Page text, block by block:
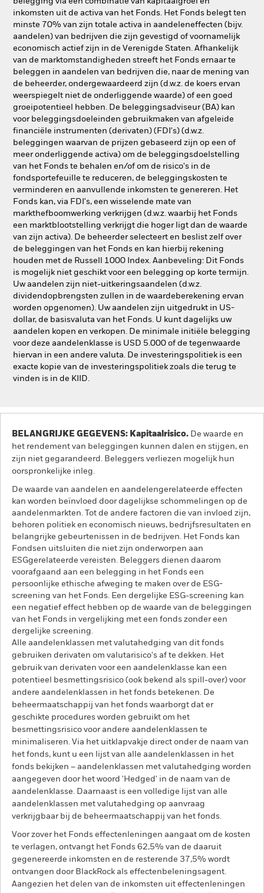
inkomsten uit de activa van het Fonds. Het Fonds belegt ten
minste 70% van zijn totale activa in aandeleneffecten (bijv.
aandelen) van bedrijven die zijn gevestigd of voornamelijk
economisch actief zijn in de Verenigde Staten. Afhankelijk
van de marktomstandigheden streeft het Fonds ernaar te
beleggen in aandelen van bedrijven die, naar de mening van
de beheerder, ondergewaardeerd zijn (d.w.z. de koers ervan
weerspiegelt niet de onderliggende waarde) of een goed
groeipotentieel hebben. De beleggingsadviseur (BA) kan
voor beleggingsdoeleinden gebruikmaken van afgeleide
financiële instrumenten (derivaten) (FDI's) (d.w.z.
beleggingen waarvan de prijzen gebaseerd zijn op een of
meer onderliggende activa) om de beleggingsdoelstelling
van het Fonds te behalen en/of om de risico's in de
fondsportefeuille te reduceren, de beleggingskosten te
verminderen en aanvullende inkomsten te genereren. Het
Fonds kan, via FDI's, een wisselende mate van
markthefboomwerking verkrijgen (d.w.z. waarbij het Fonds
een marktblootstelling verkrijgt die hoger ligt dan de waarde
van zijn activa). De beheerder selecteert en beslist zelf over
de beleggingen van het Fonds en kan hierbij rekening
houden met de Russell 1000 Index. Aanbeveling: Dit Fonds
is mogelijk niet geschikt voor een belegging op korte termijn.
Uw aandelen zijn niet-uitkeringsaandelen (d.w.z.
dividendopbrengsten zullen in de waardeberekening ervan
worden opgenomen). Uw aandelen zijn uitgedrukt in US-
dollar, de basisvaluta van het Fonds. U kunt dagelijks uw
aandelen kopen en verkopen. De minimale initiële belegging
voor deze aandelenklasse is USD 5.000 of de tegenwaarde
hiervan in een andere valuta. De investeringspolitiek is een
exacte kopie van de investeringspolitiek zoals die terug te
vinden is in de KIID.
BELANGRIJKE GEGEVENS: Kapitaalrisico. De waarde en
het rendement van beleggingen kunnen dalen en stijgen, en
zijn niet gegarandeerd. Beleggers verliezen mogelijk hun
oorspronkelijke inleg.
De waarde van aandelen en aandelengerelateerde effecten
kan worden beïnvloed door dagelijkse schommelingen op de
aandelenmarkten. Tot de andere factoren die van invloed zijn,
behoren politiek en economisch nieuws, bedrijfsresultaten en
belangrijke gebeurtenissen in de bedrijven. Het Fonds kan
Fondsen uitsluiten die niet zijn onderworpen aan
ESGgerelateerde vereisten. Beleggers dienen daarom
voorafgaand aan een belegging in het Fonds een
persoonlijke ethische afweging te maken over de ESG-
screening van het Fonds. Een dergelijke ESG-screening kan
een negatief effect hebben op de waarde van de beleggingen
van het Fonds in vergelijking met een fonds zonder een
dergelijke screening.
Alle aandelenklassen met valutahedging van dit fonds
gebruiken derivaten om valutarisico's af te dekken. Het
gebruik van derivaten voor een aandelenklasse kan een
potentieel besmettingsrisico (ook bekend als spill-over) voor
andere aandelenklassen in het fonds betekenen. De
beheermaatschappij van het fonds waarborgt dat er
geschikte procedures worden gebruikt om het
besmettingsrisico voor andere aandelenklassen te
minimaliseren. Via het uitklapvakje direct onder de naam van
het fonds, kunt u een lijst van alle aandelenklassen in het
fonds bekijken – aandelenklassen met valutahedging worden
aangegeven door het woord 'Hedged' in de naam van de
aandelenklasse. Daarnaast is een volledige lijst van alle
aandelenklassen met valutahedging op aanvraag
verkrijgbaar bij de beheermaatschappij van het fonds.
Voor zover het Fonds effectenleningen aangaat om de kosten
te verlagen, ontvangt het Fonds 62,5% van de daaruit
gegenereerde inkomsten en de resterende 37,5% wordt
ontvangen door BlackRock als effectenbeleningsagent.
Aangezien het delen van de inkomsten uit effectenleningen